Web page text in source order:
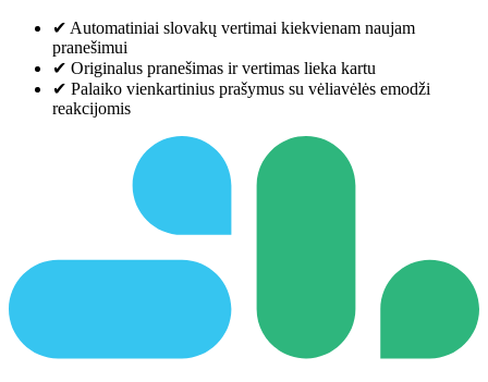
✔ Automatiniai slovakų vertimai kiekvienam naujam
pranešimui
✔ Originalus pranešimas ir vertimas lieka kartu
✔ Palaiko vienkartinius prašymus su vėliavėlės emodži
reakcijomis